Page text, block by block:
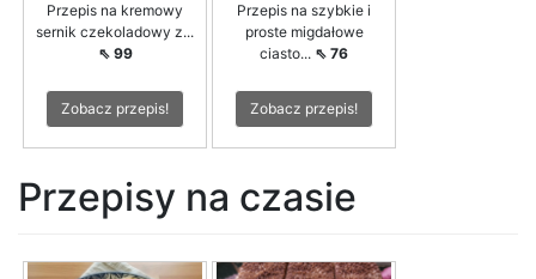
Przepis na kremowy
sernik czekoladowy z...
⇖ 99
Zobacz przepis!
Przepis na szybkie i
proste migdałowe
ciasto... ⇖ 76
Zobacz przepis!
Przepisy na czasie